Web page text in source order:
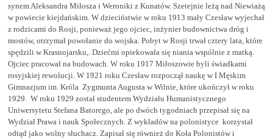
synem Aleksandra Miłosza i Weroniki z Kunatów. Szetejnie leżą nad Niewiażą
w powiecie kiejdańskim. W dzieciństwie w roku 1913 mały Czesław wyjechał
z rodzicami do Rosji, ponieważ jego ojciec, inżynier budownictwa dróg i
mostów, otrzymał powołanie do wojska. Pobyt w Rosji trwał cztery lata, które
spędzili w Krasnojarsku,. Dziećmi opiekowała się niania wspólnie z matką.
Ojciec pracował na budowach. W roku 1917 Miłoszowie byli świadkami
rosyjskiej rewolucji. W 1921 roku Czesław rozpoczął naukę w I Męskim
Gimnazjum im. Króla Zygmunta Augusta w Wilnie, które ukończył w roku
1929. W roku 1929 został studentem Wydziału Humanistycznego
Uniwersytetu Stefana Batorego, ale po dwóch tygodniach przepisał się na
Wydział Prawa i nauk Społecznych. Z wykładów na polonistyce korzystał
odtąd jako wolny słuchacz. Zapisał się również do Koła Polonistów i